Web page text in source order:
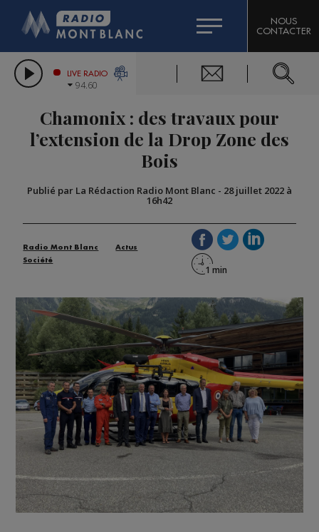
LES CHRONIQUES DE L'EXPERT
CITIZEN MACHINERY
GRAND MASSIF DOMAINES SKIABLES
BIGARD
COMPAGNIE DU MONT-BLANC
NOUS
CONTACTER
LIVE RADIO
94.60
Chamonix : des travaux pour
l’extension de la Drop Zone des
Bois
Publié par La Rédaction Radio Mont Blanc - 28 juillet 2022 à
16h42
Radio Mont Blanc
Actus
Société